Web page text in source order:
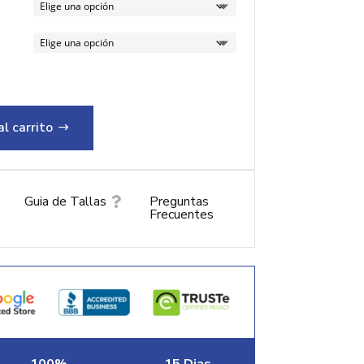
carrito
Guia de Tallas  Preguntas
Frecuentes